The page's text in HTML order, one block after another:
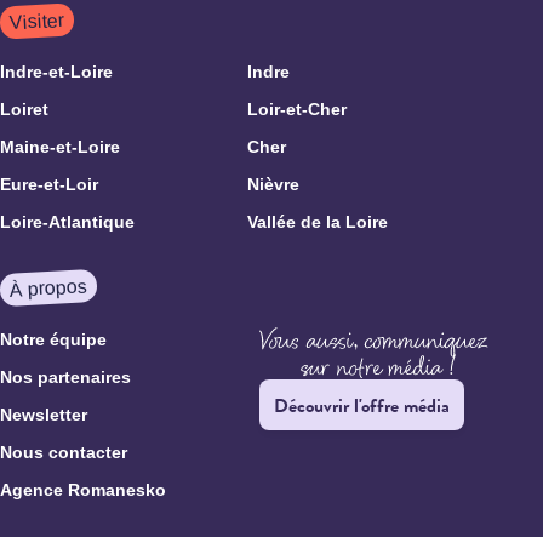
Visiter
Indre-et-Loire
Indre
Loiret
Loir-et-Cher
Maine-et-Loire
Cher
Eure-et-Loir
Nièvre
Loire-Atlantique
Vallée de la Loire
À propos
Notre équipe
Nos partenaires
Newsletter
Nous contacter
Agence Romanesko
Découvrir l'offre média